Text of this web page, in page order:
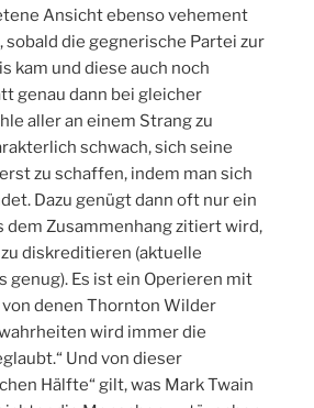
Ansicht ebenso vehement
sobald die gegnerische Partei zur
kam und diese auch noch
genau dann bei gleicher
aller an einem Strang zu
schwach, sich seine
zu schaffen, indem man sich
Dazu genügt dann oft nur ein
dem Zusammenhang zitiert wird,
diskreditieren (aktuelle
genug). Es ist ein Operieren mit
denen Thornton Wilder
wird immer die
Und von dieser
Hälfte“ gilt, was Mark Twain